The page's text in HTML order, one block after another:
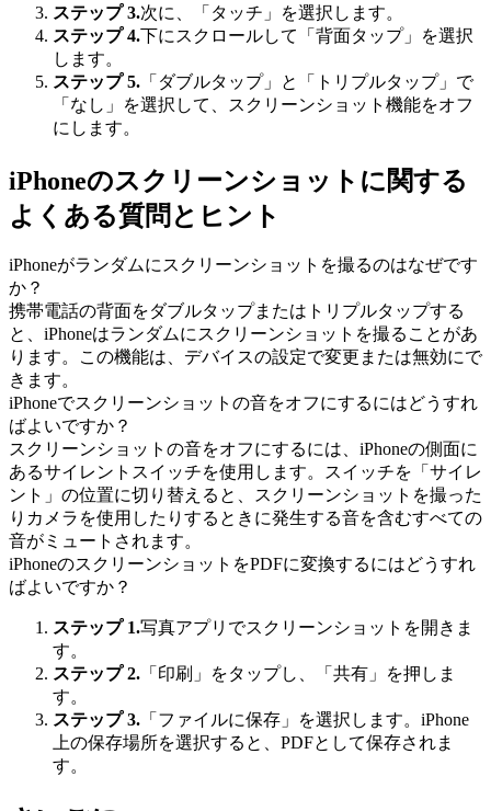
ステップ 3.次に、「タッチ」を選択します。
ステップ 4.下にスクロールして「背面タップ」を選択
します。
ステップ 5. 「ダブルタップ」と「トリプルタップ」で
「なし」を選択して、スクリーンショット機能をオフ
にします。
iPhoneのスクリーンショットに関する
よくある質問とヒント
iPhoneがランダムにスクリーンショットを撮るのはなぜです
か？
携帯電話の背面をダブルタップまたはトリプルタップする
と、iPhoneはランダムにスクリーンショットを撮ることがあ
ります。この機能は、デバイスの設定で変更または無効にで
きます。
iPhoneでスクリーンショットの音をオフにするにはどうすれ
ばよいですか？
スクリーンショットの音をオフにするには、iPhoneの側面に
あるサイレントスイッチを使用します。スイッチを「サイレ
ント」の位置に切り替えると、スクリーンショットを撮った
りカメラを使用したりするときに発生する音を含むすべての
音がミュートされます。
iPhoneのスクリーンショットをPDFに変換するにはどうすれ
ばよいですか？
ステップ 1.写真アプリでスクリーンショットを開きま
す。
ステップ 2. 「印刷」をタップし、「共有」を押しま
す。
ステップ 3. 「ファイルに保存」を選択します。iPhone
上の保存場所を選択すると、PDFとして保存されま
す。